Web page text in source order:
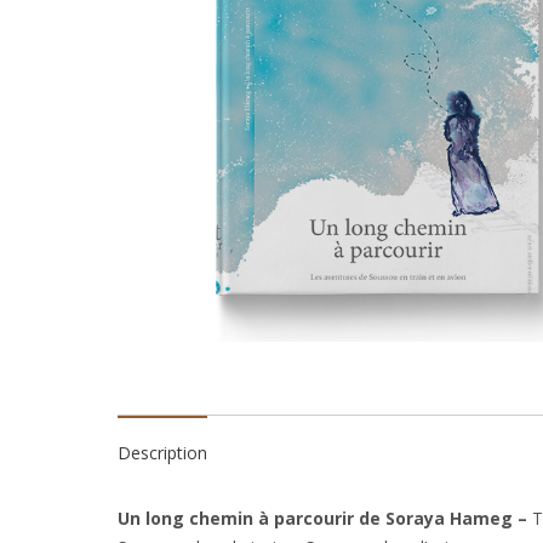
Description
Un long chemin à parcourir de Soraya Hameg –